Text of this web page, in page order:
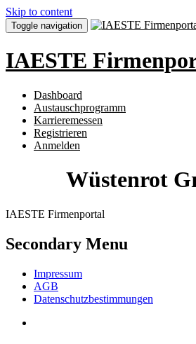
Skip to content
Toggle navigation
IAESTE
Dashboard
Austauschprogramm
Karrieremessen
Registrieren
Anmelden
Wüstenrot
IAESTE Firmenportal
Secondary Menu
Impressum
AGB
Datenschutzbestimmungen